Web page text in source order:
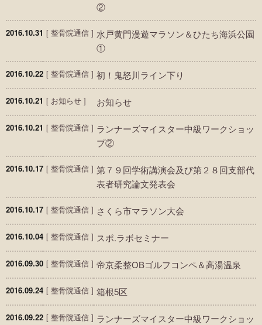
②
2016.10.31 [ 整骨院通信 ] 水戸黄門漫遊マラソン＆ひたち海浜公園
①
2016.10.22 [ 整骨院通信 ] 初！鬼怒川ライン下り
2016.10.21 [ お知らせ ] お知らせ
2016.10.21 [ 整骨院通信 ] ランナーズマイスター中級ワークショッ
プ②
2016.10.17 [ 整骨院通信 ] 第７９回学術講演会及び第２８回支部代
表者研究論文発表会
2016.10.17 [ 整骨院通信 ] さくら市マラソン大会
2016.10.04 [ 整骨院通信 ] スポ.ラボセミナー
2016.09.30 [ 整骨院通信 ] 帝京柔整OBゴルフコンペ＆高湯温泉
2016.09.24 [ 整骨院通信 ] 箱根5区
2016.09.22 [ 整骨院通信 ] ランナーズマイスター中級ワークショッ